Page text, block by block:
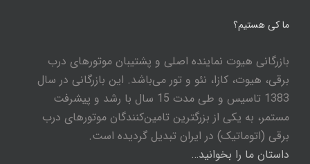
ما کی هستیم؟
بازرگانی هیوت نماینده اصلی و پشتیبان موتورهای درب
برقی، هیوت، کازا، نئو و تور می‌باشد. این بازرگانی در سال
1383 تاسیس و طی مدت 15 سال با رشد و پیشرفت
مستمر، به یکی از بزرگترین تامین‌کنندگان موتورهای درب
برقی (اتوماتیک) در ایران تبدیل گردیده است.
داستان ما را بخوانید…